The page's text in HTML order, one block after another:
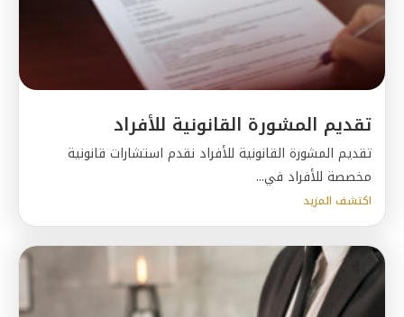
تقديم المشورة القانونية للأفراد
تقديم المشورة القانونية للأفراد نقدم استشارات قانونية
مخصصة للأفراد في...
اكتشف المزيد